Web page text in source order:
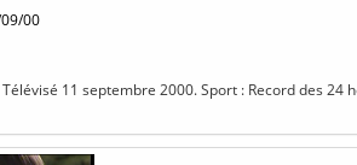
00
Télévisé 11 septembre 2000. Sport : Record des 24